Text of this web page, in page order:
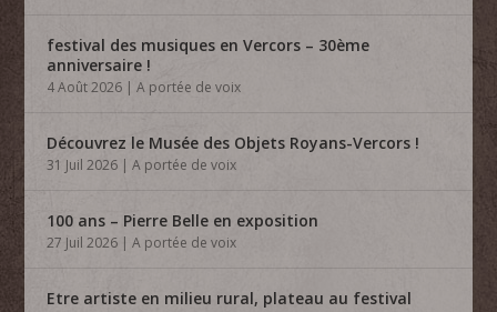
festival des musiques en Vercors – 30ème
anniversaire !
4 Août 2026 |A portée de voix
Découvrez le Musée des Objets Royans-Vercors !
31 Juil 2026 |A portée de voix
100 ans – Pierre Belle en exposition
27 Juil 2026 |A portée de voix
Etre artiste en milieu rural, plateau au festival